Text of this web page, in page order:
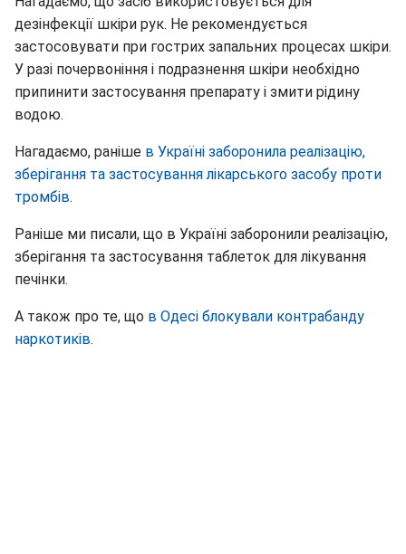
дезінфекції шкіри рук. Не рекомендується
застосовувати при гострих запальних процесах шкіри.
У разі почервоніння і подразнення шкіри необхідно
припинити застосування препарату і змити рідину
водою.
Нагадаємо, раніше в Україні заборонила реалізацію,
зберігання та застосування лікарського засобу проти
тромбів.
Раніше ми писали, що в Україні заборонили реалізацію,
зберігання та застосування таблеток для лікування
печінки.
А також про те, що в Одесі блокували контрабанду
наркотиків.